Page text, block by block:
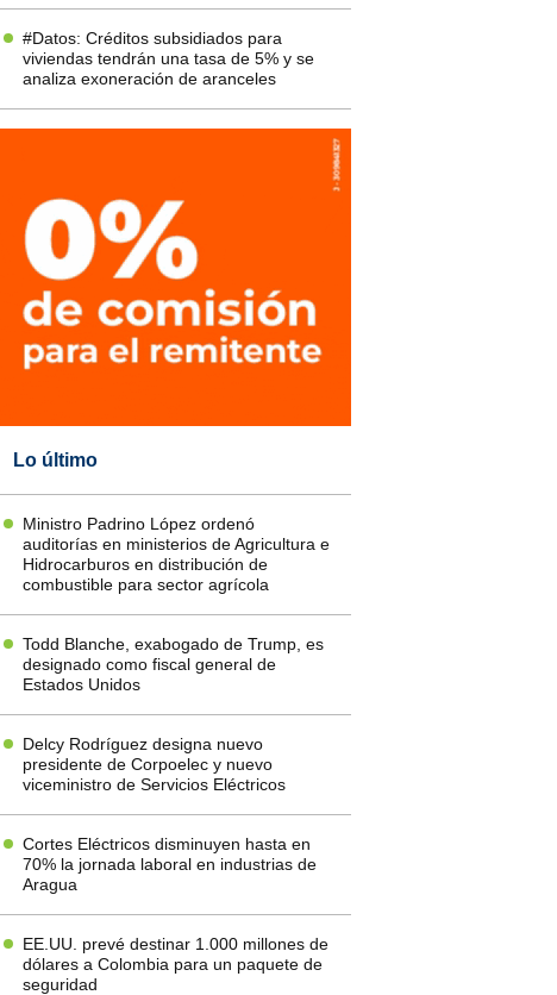
#Datos: Créditos subsidiados para
viviendas tendrán una tasa de 5% y se
analiza exoneración de aranceles
Lo último
Ministro Padrino López ordenó
auditorías en ministerios de Agricultura e
Hidrocarburos en distribución de
combustible para sector agrícola
Todd Blanche, exabogado de Trump, es
designado como fiscal general de
Estados Unidos
Delcy Rodríguez designa nuevo
presidente de Corpoelec y nuevo
viceministro de Servicios Eléctricos
Cortes Eléctricos disminuyen hasta en
70% la jornada laboral en industrias de
Aragua
EE.UU. prevé destinar 1.000 millones de
dólares a Colombia para un paquete de
seguridad